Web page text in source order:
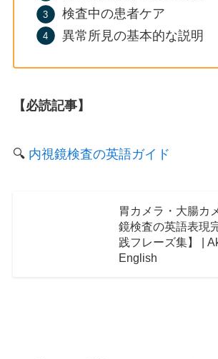
検査中の患者ケア
異常所見の基本的な説明
【必読記事】
🔍 内視鏡検査の英語ガイド
胃カメラ・大腸カ
鏡検査の英語表現
践フレーズ集】 |
English